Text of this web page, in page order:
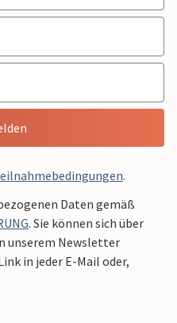
.
Daten gemäß
. Sie können sich über
unserem Newsletter
in jeder E-Mail oder,